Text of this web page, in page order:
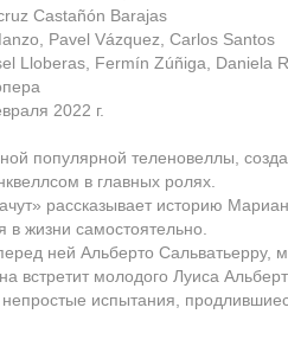
Castañón Barajas
Pavel Vázquez, Carlos Santos
Lloberas, Fermín Zúñiga, Daniela
2022 г.
популярной теленовеллы,
в главных ролях.
рассказывает историю
в жизни самостоятельно.
ней Альберто
встретит молодого Луиса
испытания,